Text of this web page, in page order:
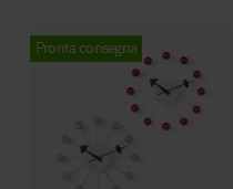
Pronta consegna